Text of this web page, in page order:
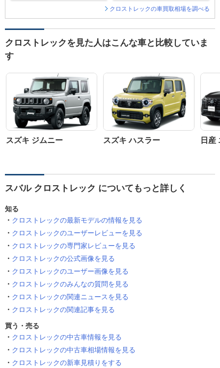
クロストレックの車買取相場を調べる
クロストレックを見た人はこんな車と比較していま
す
スズキ ジムニー スズキ ハスラー 日産
スバル クロストレック についてもっと詳しく
知る
クロストレックの最新モデルの情報を見る
クロストレックのユーザーレビューを見る
クロストレックの専門家レビューを見る
クロストレックの公式画像を見る
クロストレックのユーザー画像を見る
クロストレックのみんなの質問を見る
クロストレックの関連ニュースを見る
クロストレックの関連記事を見る
買う・売る
クロストレックの中古車情報を見る
クロストレックの中古車相場情報を見る
クロストレックの新車見積りをする